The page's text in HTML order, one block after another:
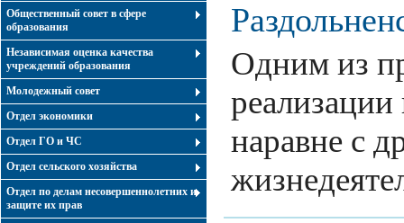
Общественный совет в сфере
образования
Независимая оценка качества
учреждений образования
Молодежный совет
Отдел экономики
Отдел ГО и ЧС
Отдел сельского хозяйства
Отдел по делам несовершеннолетних и
защите их прав
Одним из
наравне с